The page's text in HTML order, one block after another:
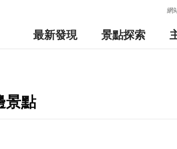
網
最新發現 景點探索
景點